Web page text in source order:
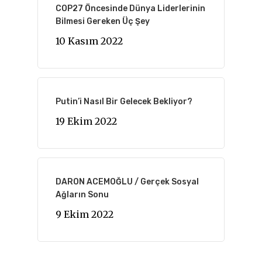
COP27 Öncesinde Dünya Liderlerinin
Bilmesi Gereken Üç Şey
10 Kasım 2022
Putin’i Nasıl Bir Gelecek Bekliyor?
19 Ekim 2022
DARON ACEMOĞLU / Gerçek Sosyal
Ağların Sonu
9 Ekim 2022